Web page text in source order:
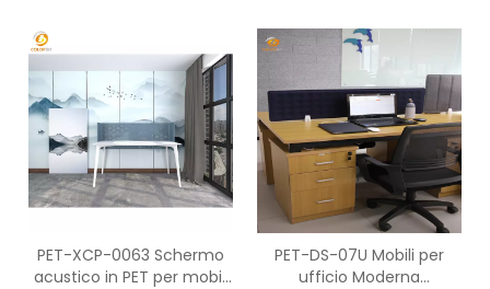
ufficio acustici in PET
PET-XCP-0063 Schermo
acustico in PET per mobili
PET-DS-07U Mobili per
ufficio Moderna